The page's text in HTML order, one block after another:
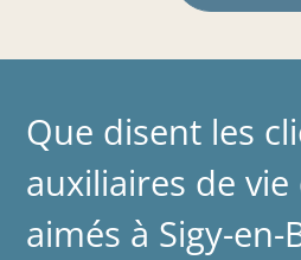
Que disent les
auxiliaires de vie
aimés à Sigy-en-